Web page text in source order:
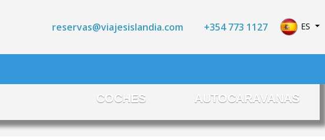
reservas@viajesislandia.com +354 773 1127 ES
COCHES AUTOCARAVANAS